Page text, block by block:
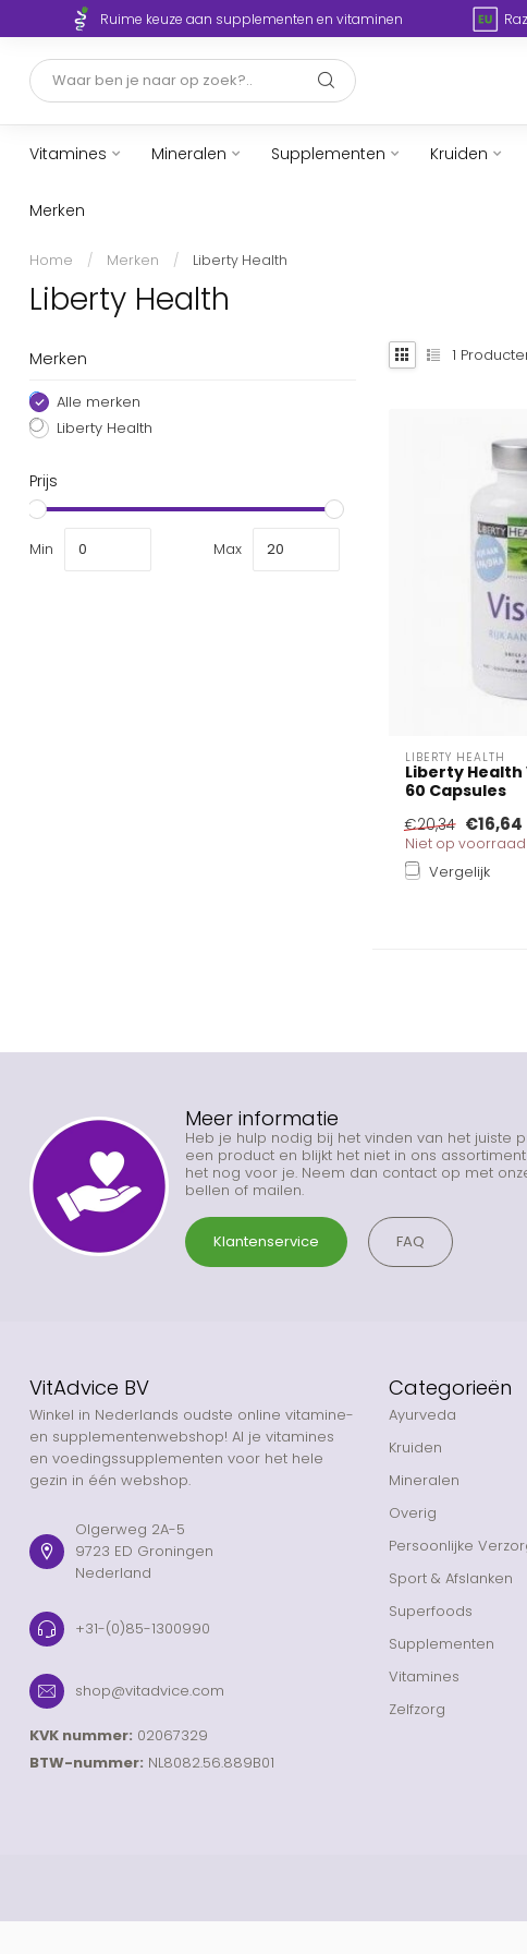
Ruime keuze aan supplementen en vitaminen
Vitamines Mineralen Supplementen Kruiden
Merken
Home / Merken / Liberty Health
Liberty Health
Merken
Alle merken
Liberty Health
Prijs
Min Max
1
LIBERTY HEALTH
Liberty Health
60 Capsules
€20,34 €16,64
Niet op voorraad
Vergelijk
Meer informatie
Heb je hulp nodig bij het vinden van het juiste
een product en blijkt het niet in ons
het nog voor je. Neem dan contact op met
bellen of mailen.
Klantenservice FAQ
VitAdvice BV
Winkel in Nederlands oudste online vitamine-
en supplementenwebshop! Al je vitamines
en voedingssupplementen voor het hele
gezin in één webshop.
Olgerweg 2A-5
9723 ED Groningen
Nederland
+31-(0)85-1300990
shop@vitadvice.com
KVK nummer: 02067329
BTW-nummer: NL8082.56.889B01
Categorieën
Ayurveda
Kruiden
Mineralen
Overig
Persoonlijke
Sport & Afslanken
Superfoods
Supplementen
Vitamines
Zelfzorg